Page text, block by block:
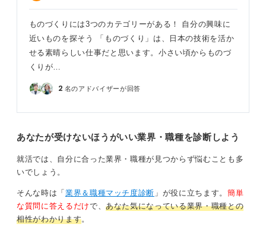
ものづくりには3つのカテゴリーがある！ 自分の興味に
近いものを探そう 「ものづくり」は、日本の技術を活か
せる素晴らしい仕事だと思います。小さい頃からものづ
くりが…
2 名のアドバイザーが回答
あなたが受けないほうがいい業界・職種を診断しよう
就活では、自分に合った業界・職種が見つからず悩むことも多
いでしょう。
そんな時は「 業界＆職種マッチ度診断 」が役に立ちます。 簡単
な質問に答えるだけで、あなた気になっている業界・職種との
相性がわかります。